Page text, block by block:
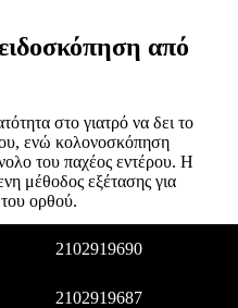
από
στο γιατρό να δει το
ενώ κολονοσκόπηση
του παχέος εντέρου. Η
μέθοδος εξέτασης για
ορθού.
2102919690
2102919687